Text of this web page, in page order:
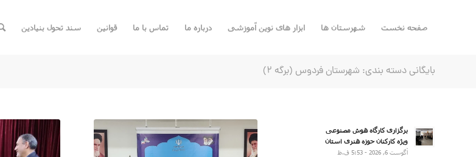
صفحه نخست شهرستان ها ابزار های نوین آموزشی درباره ما تماس با ما قوانین سند تحول بنیادین
بایگانی دسته بندی: شهرستان فردوس (برگه 2)
برگزاری کارگاه هوش مصنوعی
ویژه کارکنان حوزه هنری استان
آگوست 6, 2026 - 5:53 ق.ظ